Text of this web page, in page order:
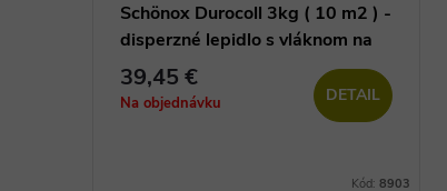
Schönox Durocoll 3kg ( 10 m2 ) -
disperzné lepidlo s vláknom na
vinylové podlahy
39,45 €
Na objednávku DETAIL
Kód: 8903